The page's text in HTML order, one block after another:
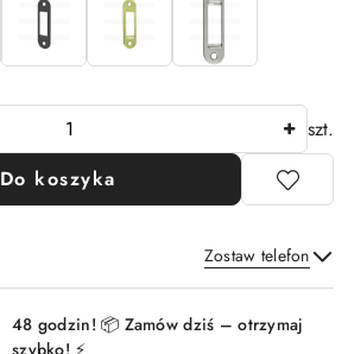
szt.
Do koszyka
Zostaw telefon
48 godzin! 📦 Zamów dziś – otrzymaj